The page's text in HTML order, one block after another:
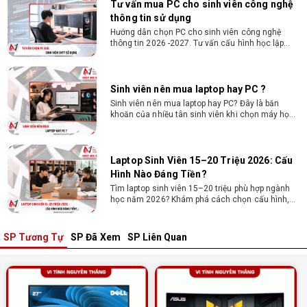
Tư vấn mua PC cho sinh viên công nghệ
thông tin sử dụng
Hướng dẫn chọn PC cho sinh viên công nghệ
thông tin 2026 -2027. Tư vấn cấu hình học lập
Sinh viên nên mua laptop hay PC ?
Sinh viên nên mua laptop hay PC? Đây là băn
khoăn của nhiều tân sinh viên khi chọn máy học
Laptop Sinh Viên 15–20 Triệu 2026: Cấu
Hình Nào Đáng Tiền?
Tìm laptop sinh viên 15–20 triệu phù hợp ngành
học năm 2026? Khám phá cách chọn cấu hình,
Tổng hợp 7 laptop sinh viên dưới 15 triệu
nên mua
Bạn tìm laptop cho sinh viên dưới 15 triệu mượt
mà, bền bỉ? Xem ngay gợi ý các thương hiệu
laptop bền, cấu hình mạnh cho sinh viên sử dụng
4 năm đại học.
SP Tương Tự SP Đã Xem SP Liên Quan